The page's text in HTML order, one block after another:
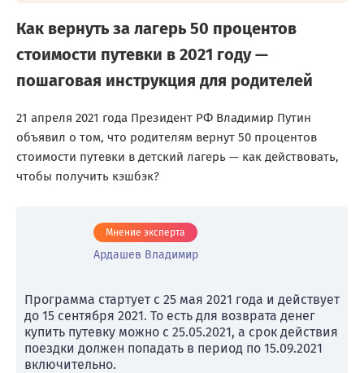
Как вернуть за лагерь 50 процентов
стоимости путевки в 2021 году —
пошаговая инструкция для родителей
21 апреля 2021 года Президент РФ Владимир Путин
объявил о том, что родителям вернут 50 процентов
стоимости путевки в детский лагерь — как действовать,
чтобы получить кэшбэк?
Мнение эксперта
Ардашев Владимир
Программа стартует с 25 мая 2021 года и действует
до 15 сентября 2021. То есть для возврата денег
купить путевку можно с 25.05.2021, а срок действия
поездки должен попадать в период по 15.09.2021
включительно.